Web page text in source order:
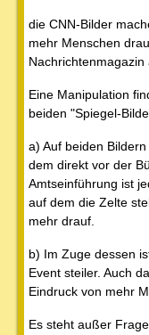
die CNN-Bilder
mehr Menschen
Eine Manipulation
beiden "Spiegel-
a) Auf beiden
dem direkt vor der
Amtseinführung ist
auf dem die Zelte
mehr drauf.
b) Im Zuge dessen
Event steiler. Auch
Eindruck von mehr
Es steht außer